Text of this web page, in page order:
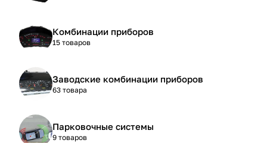
Комбинации приборов
15 товаров
Заводские комбинации приборов
63 товара
Парковочные системы
9 товаров